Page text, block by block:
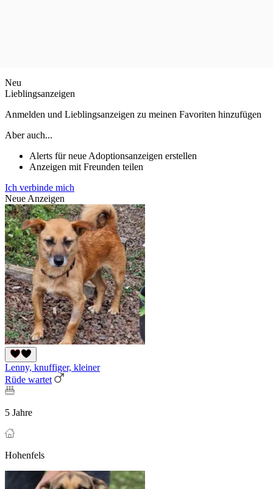
Neu
Lieblingsanzeigen
Anmelden und Lieblingsanzeigen zu meinen Favoriten hinzufügen
Aber auch...
Alerts für neue Adoptionsanzeigen erstellen
Anzeigen mit Freunden teilen
Ich verbinde mich
Neue Anzeigen
Lenny, knuffiger, kleiner
Rüde wartet
5 Jahre
Hohenfels